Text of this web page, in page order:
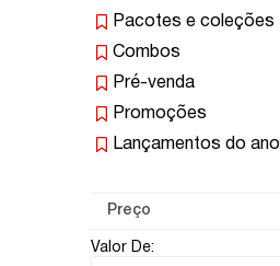
Pacotes e coleções
Combos
Pré-venda
Promoções
Lançamentos do ano
Preço
Valor De: